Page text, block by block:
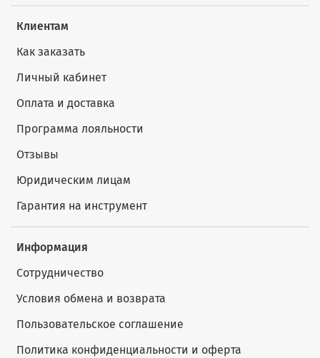
Клиентам
Как заказать
Личный кабинет
Оплата и доставка
Программа лояльности
Отзывы
Юридическим лицам
Гарантия на инструмент
Информация
Сотрудничество
Условия обмена и возврата
Пользовательское соглашение
Политика конфиденциальности и оферта